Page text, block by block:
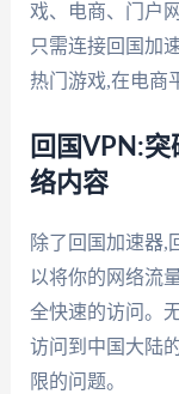
戏、电商、门户
只需连接回国加
热门游戏,在电商
回国VPN:
络内容
除了回国加速器,
以将你的网络流
全快速的访问。
访问到中国大陆
限的问题。